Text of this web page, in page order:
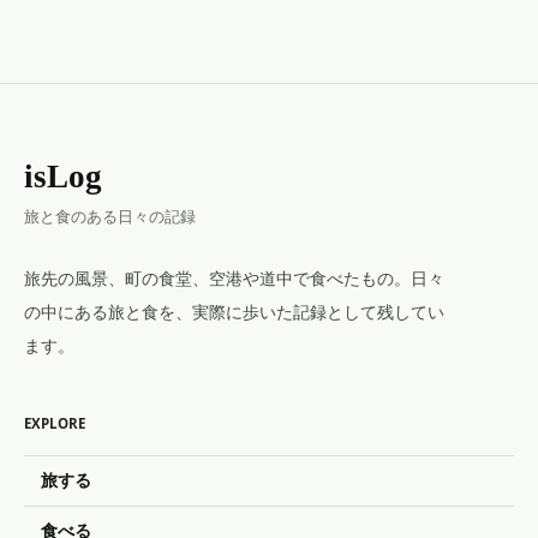
isLog
旅と食のある日々の記録
旅先の風景、町の食堂、空港や道中で食べたもの。日々
の中にある旅と食を、実際に歩いた記録として残してい
ます。
EXPLORE
旅する
食べる